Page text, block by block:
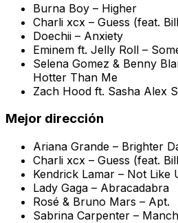
Burna Boy – Higher
Charli xcx – Guess (feat.
Doechii – Anxiety
Eminem ft. Jelly Roll –
Selena Gomez & Benny
Hotter Than Me
Zach Hood ft. Sasha Alex
Mejor dirección
Ariana Grande – Brighter
Charli xcx – Guess (feat.
Kendrick Lamar – Not Like
Lady Gaga – Abracadabra
Rosé & Bruno Mars – Apt.
Sabrina Carpenter –